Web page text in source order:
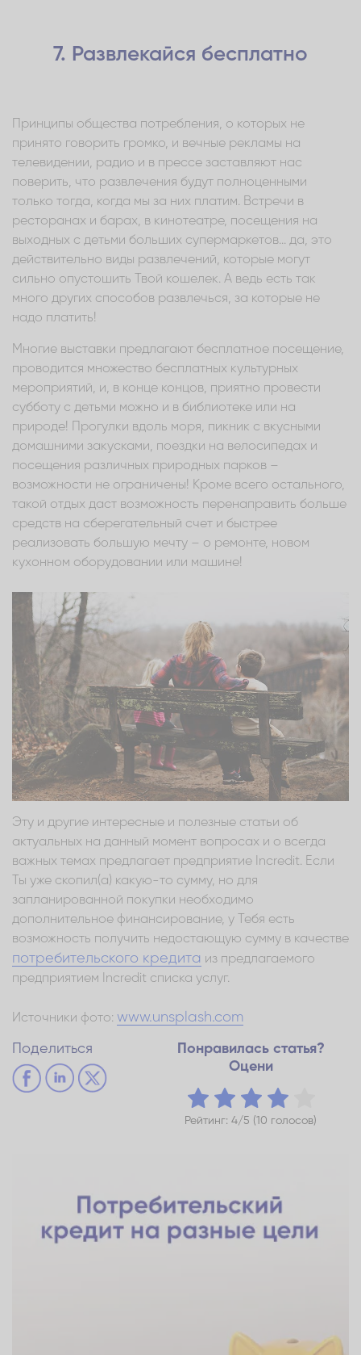
7. Развлекайся бесплатно
Принципы общества потребления, о которых не
принято говорить громко, и вечные рекламы на
телевидении, радио и в прессе заставляют нас
поверить, что развлечения будут полноценными
только тогда, когда мы за них платим. Встречи в
ресторанах и барах, в кинотеатре, посещения на
выходных с детьми больших супермаркетов... да, это
действительно виды развлечений, которые могут
сильно опустошить Твой кошелек. А ведь есть так
много других способов развлечься, за которые не
надо платить!
Многие выставки предлагают бесплатное посещение,
проводится множество бесплатных культурных
мероприятий, и, в конце концов, приятно провести
субботу с детьми можно и в библиотеке или на
природе! Прогулки вдоль моря, пикник с вкусными
домашними закусками, поездки на велосипедах и
посещения различных природных парков –
возможности не ограничены! Кроме всего остального,
такой отдых даст возможность перенаправить больше
средств на сберегательный счет и быстрее
реализовать большую мечту – о ремонте, новом
кухонном оборудовании или машине!
Эту и другие интересные и полезные статьи об
актуальных на данный момент вопросах и о всегда
важных темах предлагает предприятие Incredit. Если
Ты уже скопил(а) какую-то сумму, но для
запланированной покупки необходимо
дополнительное финансирование, у Тебя есть
возможность получить недостающую сумму в качестве
потребительского кредита из предлагаемого
предприятием Incredit списка услуг.
Источники фото: www.unsplash.com
Поделиться
Понравилась статья?
Оцени
Рейтинг: 4/5 (10 голосов)